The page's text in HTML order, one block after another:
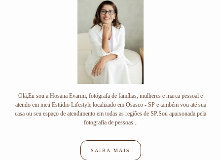
Olá,Eu sou a Hosana Evarini, fotógrafa de famílias, mulheres e marca pessoal e
atendo em meu Estúdio Lifestyle localizado em Osasco - SP e também vou até sua
casa ou seu espaço de atendimento em todas as regiões de SP.Sou apaixonada pela
fotografia de pessoas...
SAIBA MAIS